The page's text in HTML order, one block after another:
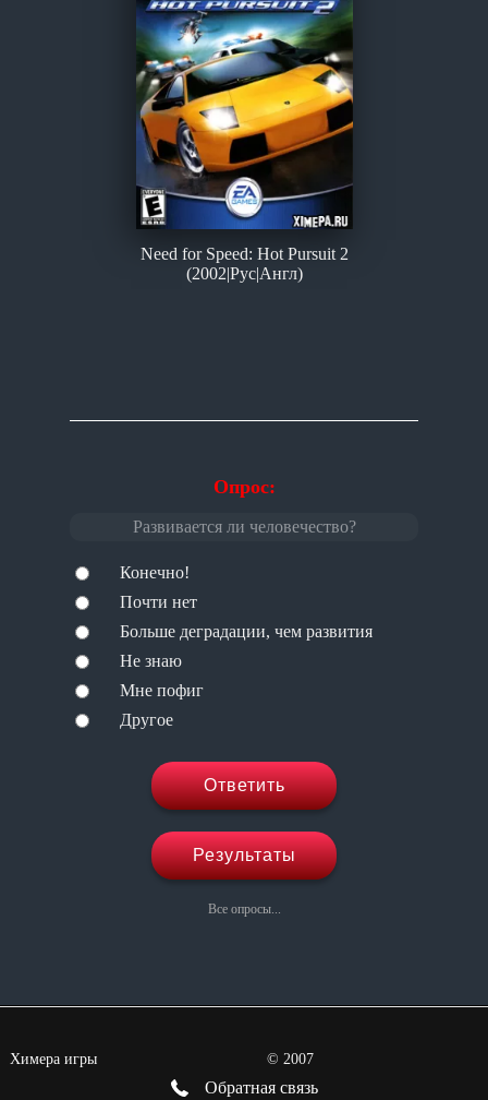
Опрос:
Развивается ли человечество?
Конечно!
Почти нет
Больше деградации, чем развития
Не знаю
Мне пофиг
Другое
Ответить
Результаты
Все опросы...
Need for Speed: Hot Pursuit 2
(2002|Рус|Англ)
Химера игры © 2007
Обратная связь